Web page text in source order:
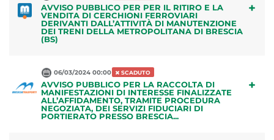
AVVISO PUBBLICO PER PER IL RITIRO E LA
VENDITA DI CERCHIONI FERROVIARI
DERIVANTI DALL’ATTIVITÀ DI MANUTENZIONE
DEI TRENI DELLA METROPOLITANA DI BRESCIA
(BS)
+
06/03/2024 00:00 SCADUTO
AVVISO PUBBLICO PER LA RACCOLTA DI
MANIFESTAZIONI DI INTERESSE FINALIZZATE
ALL’AFFIDAMENTO, TRAMITE PROCEDURA
NEGOZIATA, DEI SERVIZI FIDUCIARI DI
PORTIERATO PRESSO BRESCIA...
+